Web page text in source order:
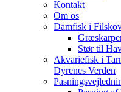
Kontakt
Om os
Damfisk i
Stør til
Akvariefisk i
Dyrenes Verden